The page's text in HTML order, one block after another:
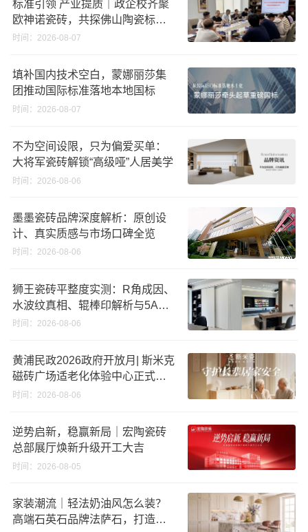
标准引领 产业提质｜政企校齐聚
欧神诺瓷砖，共探佛山陶瓷标准
化发展新路径
时间：2026-08-07
填补国内技术空白，蒙娜丽莎集
团推动国际标准落地本地国标
时间：2026-08-07
不为空间设限，只为偏爱买单：
大将军瓷砖解锁“高级哑”人居美学
时间：2026-08-06
墨墨瓷砖品牌深度解析：原创设
计、真实质感与市场口碑全览
时间：2026-08-06
狮王瓷砖平整度实测：R角成因、
水波纹真相、辊棒印解析与5A标
准选购指南
时间：2026-08-06
黄浦民政2026政府开放月| 斯米克
磁砖广场适老化体验中心正式亮
相
时间：2026-08-06
逆势启新，稳赢新局｜宏陶瓷砖
总部展厅焕新升级开工大吉
时间：2026-08-05
家装潮流｜轻法奶油风怎么装？
高端石英石品牌法萨石，打造质